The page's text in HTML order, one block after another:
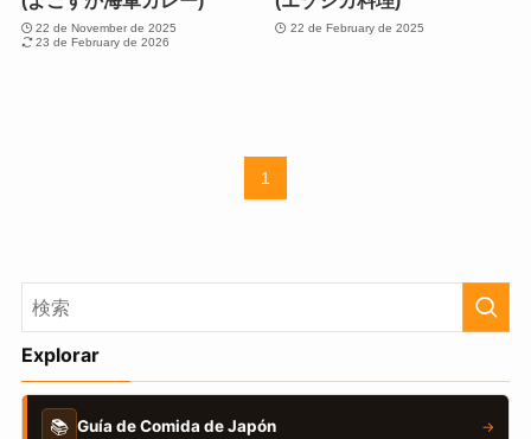
22 de November de 2025
23 de February de 2026
22 de February de 2025
1
Explorar
📚 Guía de Comida de Japón →